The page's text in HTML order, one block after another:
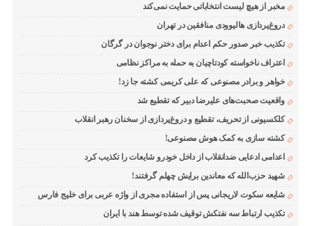
مخبر از هیچ لیست انتخاباتی حمایت نمی‌کند
دروغ‌پردازی هالیوودی منافقین در تهران
تکذیب خبر صدور حکم اعدام برای دختر نوجوان در گرگان
اعتراف ناخواسته کودتاچیان به حمله به مراکز نظامی
خواهر و برادر مصنوعی که علی کریمی کشته جا زد!
واقعیت صحبت‌های علیرضا دبیر که تقطیع شد
کلکسیونی از تحریف، تقطیع و دروغ‌پردازی از سخنان رهبر انقلاب
کشته سازی به کمک هوش مصنوعی!
اعدامی ادعایی ضدانقلاب از داخل خودرو شایعات را تکذیب کرد
شهید حزب‌الله که معاندین برایش چهلم گرفتند!
شایعه سکوت لاریجانی پس از استفاده مجری از واژه عربی برای خلیج فارس
تکذیب ارتباط سه نفتکش توقیف شده توسط هند با ایران